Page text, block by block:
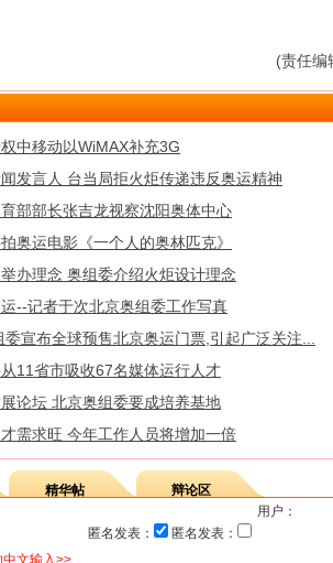
(责任编
中移动以WiMAX补充3G
发言人 台当局拒火炬传递违反奥运精神
部部长张吉龙视察沈阳奥体中心
奥运电影《一个人的奥林匹克》
办理念 奥组委介绍火炬设计理念
--记者于次北京奥组委工作写真
宣布全球预售北京奥运门票,引起广泛关注...
11省市吸收67名媒体运行人才
论坛 北京奥组委要成培养基地
需求旺 今年工作人员将增加一倍
精华帖
辩论区
用户：
匿名发表：
匿名发表：
文输入>>